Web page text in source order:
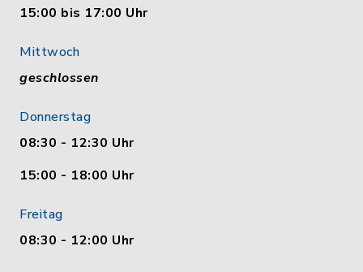
15:00 bis 17:00 Uhr
Mittwoch
geschlossen
Donnerstag
08:30 - 12:30 Uhr
15:00 - 18:00 Uhr
Freitag
08:30 - 12:00 Uhr